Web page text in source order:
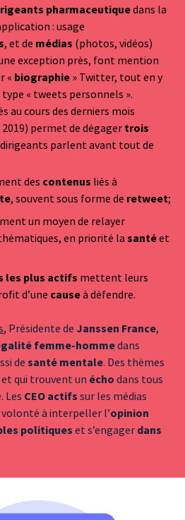
pharmaceutiquedans la
: usage
, et de médias (photos, vidéos)
exception près, font mention
« biographie » Twitter, tout en y
« tweets personnels ».
au cours des derniers mois
permet de dégager trois
dirigeants parlent avant tout de
des contenus liés à
, souvent sous forme de retweet;
un moyen de relayer
en priorité la santéet
les plus actifs mettent leurs
d’une causeà défendre.
, Présidente de Janssen France,
femme-hommedans
de santé mentale. Des thèmes
et qui trouvent un écho dans tous
Les CEO actifs sur les médias
à interpeller l’opinion
politiques et s’engager dans